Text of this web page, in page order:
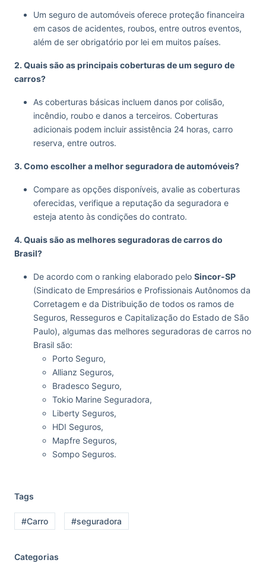
Um seguro de automóveis oferece proteção financeira
em casos de acidentes, roubos, entre outros eventos,
além de ser obrigatório por lei em muitos países.
2. Quais são as principais coberturas de um seguro de
carros?
As coberturas básicas incluem danos por colisão,
incêndio, roubo e danos a terceiros. Coberturas
adicionais podem incluir assistência 24 horas, carro
reserva, entre outros.
3. Como escolher a melhor seguradora de automóveis?
Compare as opções disponíveis, avalie as coberturas
oferecidas, verifique a reputação da seguradora e
esteja atento às condições do contrato.
4. Quais são as melhores seguradoras de carros do
Brasil?
De acordo com o ranking elaborado pelo Sincor-SP
(Sindicato de Empresários e Profissionais Autônomos da
Corretagem e da Distribuição de todos os ramos de
Seguros, Resseguros e Capitalização do Estado de São
Paulo), algumas das melhores seguradoras de carros no
Brasil são:
Porto Seguro,
Allianz Seguros,
Bradesco Seguro,
Tokio Marine Seguradora,
Liberty Seguros,
HDI Seguros,
Mapfre Seguros,
Sompo Seguros.
Tags
#Carro #seguradora
Categorias